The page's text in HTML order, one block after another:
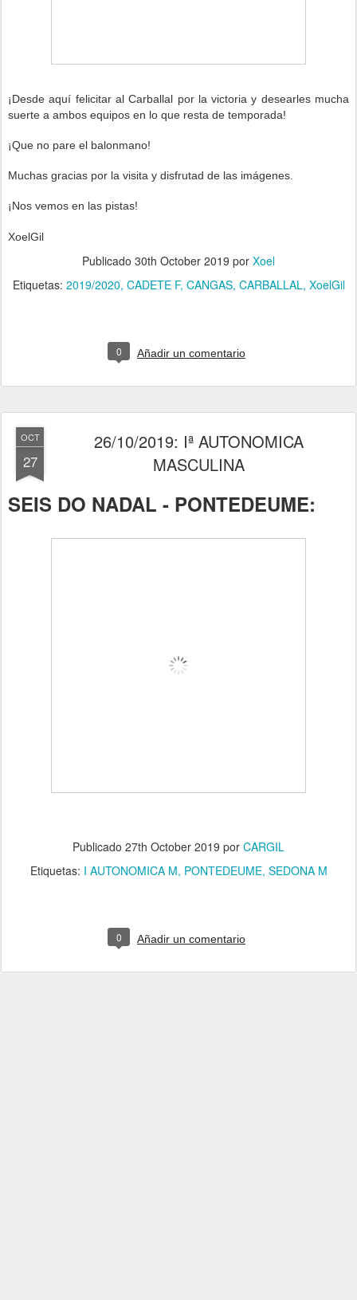
¡Desde aquí felicitar al Carballal por la victoriay desearles mucha
suerte a ambos equipos en lo que resta de temporada!
¡Que no pare el balonmano!
Muchas gracias por la visita y disfrutad de las imágenes.
¡Nos vemos en las pistas!
XoelGil
Publicado 30th October 2019 por Xoel
Etiquetas: 2019/2020 CADETE F CANGAS CARBALLAL XoelGil
0 Añadir un comentario
OCT
27
26/10/2019: Iª AUTONOMICA
MASCULINA
SEIS DO NADAL - PONTEDEUME:
Publicado 27th October 2019 por CARGIL
Etiquetas: I AUTONOMICA M PONTEDEUME SEDONA M
0 Añadir un comentario